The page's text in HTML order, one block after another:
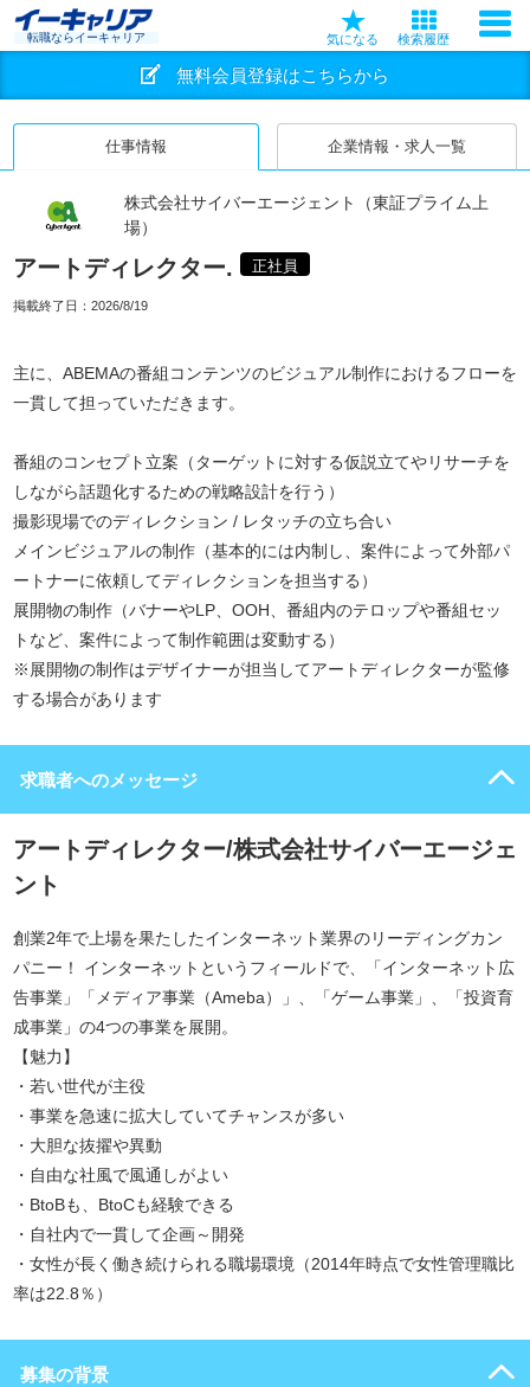
転職ならイーキャリア 気になる 検索履歴
無料会員登録はこちらから
仕事情報 企業情報・求人一覧
株式会社サイバーエージェント（東証プライム上
場）
アートディレクター. 正社員
掲載終了日： 2026/8/19
主に、ABEMAの番組コンテンツのビジュアル制作におけるフローを
一貫して担っていただきます。
番組のコンセプト立案（ターゲットに対する仮説立てやリサーチを
しながら話題化するための戦略設計を行う）
撮影現場でのディレクション / レタッチの立ち合い
メインビジュアルの制作（基本的には内制し、案件によって外部パ
ートナーに依頼してディレクションを担当する）
展開物の制作（バナーやLP、OOH、番組内のテロップや番組セッ
トなど、案件によって制作範囲は変動する）
※展開物の制作はデザイナーが担当してアートディレクターが監修
する場合があります
求職者へのメッセージ
アートディレクター/株式会社サイバーエージェ
ント
創業2年で上場を果たしたインターネット業界のリーディングカン
パニー！ インターネットというフィールドで、「インターネット広
告事業」「メディア事業（Ameba）」、「ゲーム事業」、「投資育
成事業」の4つの事業を展開。
【魅力】
・若い世代が主役
・事業を急速に拡大していてチャンスが多い
・大胆な抜擢や異動
・自由な社風で風通しがよい
・BtoBも、BtoCも経験できる
・自社内で一貫して企画～開発
・女性が長く働き続けられる職場環境（2014年時点で女性管理職比
率は22.8％）
募集の背景